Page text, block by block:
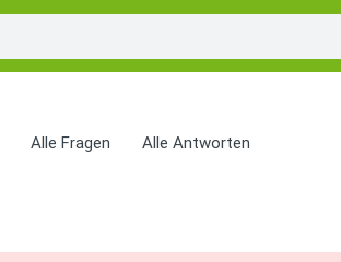
Alle Fragen Alle Antworten